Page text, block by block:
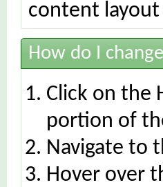
content
How do I
Click on the
portion of
Navigate to
Hover over